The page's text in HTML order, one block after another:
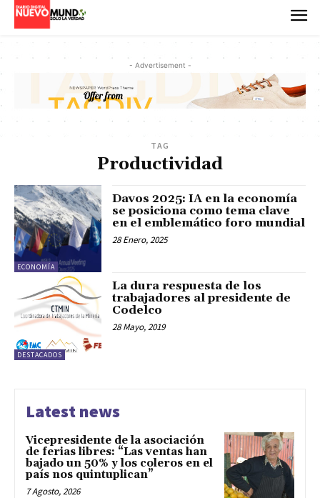
- Advertisement -
TAG
Productividad
ECONOMÍA
Davos 2025: IA en la economía
se posiciona como tema clave
en el emblemático foro mundial
28 Enero, 2025
DESTACADOS
La dura respuesta de los
trabajadores al presidente de
Codelco
28 Mayo, 2019
Latest news
Vicepresidente de la asociación
de ferias libres: “Las ventas han
bajado un 50% y los coleros en el
país nos quintuplican”
7 Agosto, 2026